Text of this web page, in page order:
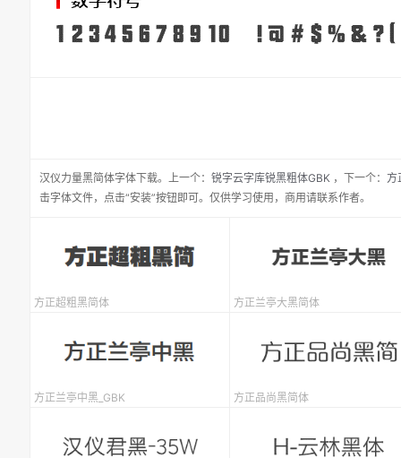
汉仪力量黑简体字体下载。 上一个： 锐字云字库锐黑粗体GBK ， 下一个： 方
击字体文件，点击“安装”按钮即可。仅供学习使用，商用请联系作者。
方正超粗黑简体 方正兰亭大黑简体
方正兰亭中黑_GBK 方正品尚黑简体